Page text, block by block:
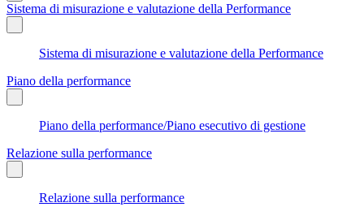
Sistema di misurazione e valutazione della Performance
Sistema di misurazione e valutazione della Performance
Piano della performance
Piano della performance/Piano esecutivo di gestione
Relazione sulla performance
Relazione sulla performance